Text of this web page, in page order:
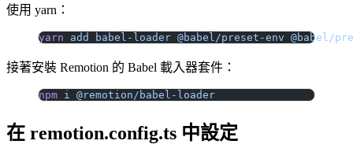
使用 yarn：
yarn add babel-loader @babel/preset-env @babel/
接著安裝 Remotion 的 Babel 載入器套件：
npm i @remotion/babel-loader
在 remotion.config.ts 中設定